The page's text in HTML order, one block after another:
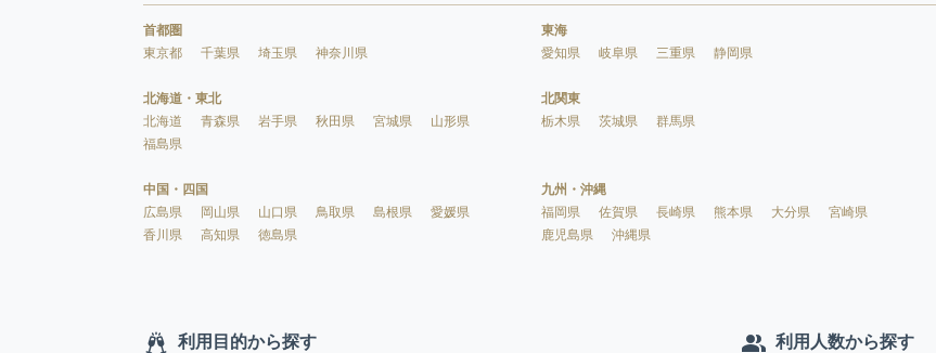
首都圏
東京都
千葉県 埼玉県 神奈川県
東海
愛知県
岐阜県 三重県 静岡県
北海道・東北
北海道
青森県 岩手県 秋田県 宮城県
山形県
福島県
北関東
栃木県
茨城県 群馬県
中国・四国
広島県
岡山県 山口県 鳥取県 島根県
愛媛県
香川県
高知県 徳島県
九州・沖縄
福岡県
佐賀県 長崎県 熊本県 大分県
宮崎県
鹿児島県
沖縄県
利用目的から探す 利用人数から探す